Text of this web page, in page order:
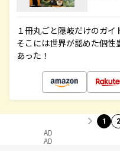
１冊丸ごと隠岐だけのガイ
そこには世界が認めた個
あった！
1 2
AD
AD